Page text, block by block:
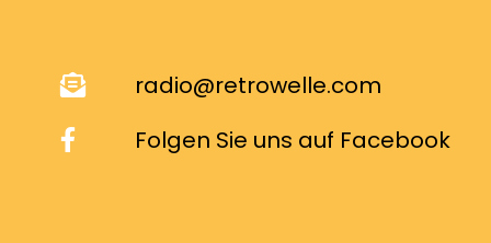
radio@retrowelle.com
Folgen Sie uns auf Facebook